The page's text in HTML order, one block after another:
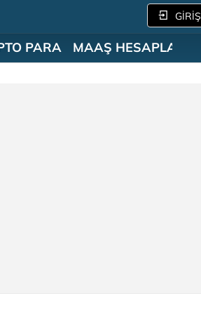
GİRİŞ
PARA MAAŞ HESAPLAMA